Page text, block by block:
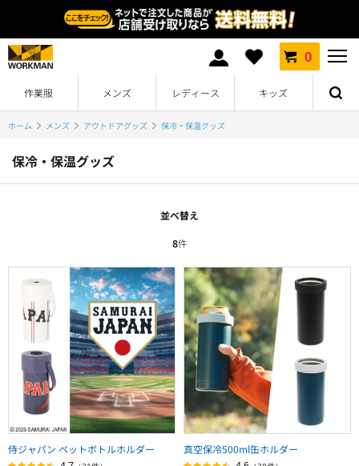
0
作業服 メンズ レディース キッズ
ホーム メンズ アウトドアグッズ 保冷・保温グッズ
保冷・保温グッズ
並べ替え
8件
侍ジャパン ペットボトルホルダー
真空保冷500ml缶ホルダー